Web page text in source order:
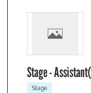
Stage -
Stage